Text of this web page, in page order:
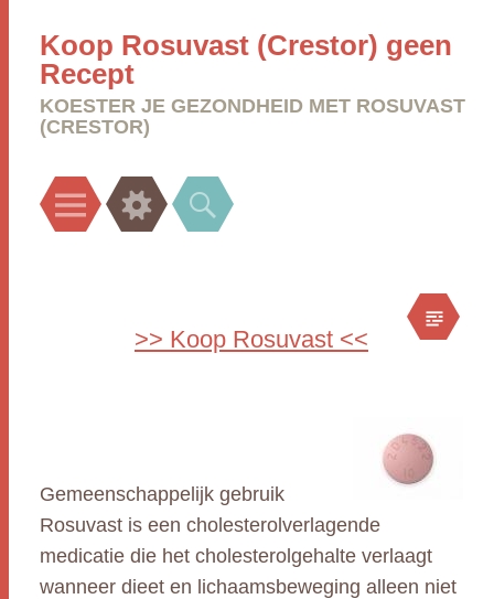
Koop Rosuvast (Crestor) geen
Recept
KOESTER JE GEZONDHEID MET ROSUVAST
(CRESTOR)
Menu Widgets Search
>> Koop Rosuvast <<
Gemeenschappelijk gebruik
Rosuvast is een cholesterolverlagende
medicatie die het cholesterolgehalte verlaagt
wanneer dieet en lichaamsbeweging alleen niet